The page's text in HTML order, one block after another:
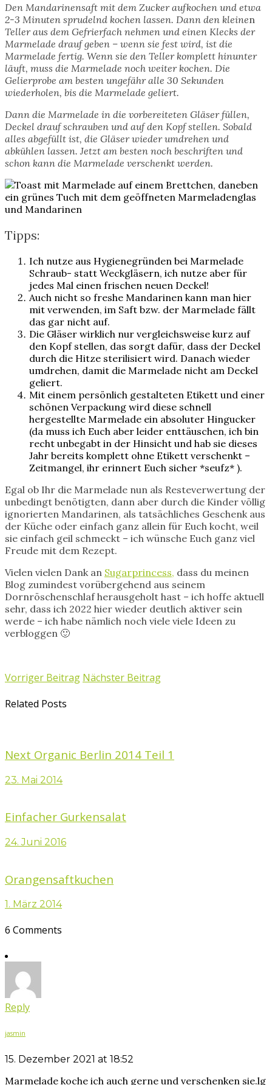
Den Mandarinensaft mit dem Zucker aufkochen und etwa
2-3 Minuten sprudelnd kochen lassen. Dann den kleinen
Teller aus dem Gefrierfach nehmen und einen Klecks der
Marmelade drauf geben – wenn sie fest wird, ist die
Marmelade fertig. Wenn sie den Teller komplett hinunter
läuft, muss die Marmelade noch weiter kochen. Die
Gelierprobe am besten ungefähr alle 30 Sekunden
wiederholen, bis die Marmelade geliert.
Dann die Marmelade in die vorbereiteten Gläser füllen,
Deckel drauf schrauben und auf den Kopf stellen. Sobald
alles abgefüllt ist, die Gläser wieder umdrehen und
abkühlen lassen. Jetzt am besten noch beschriften und
schon kann die Marmelade verschenkt werden.
Tipps:
Ich nutze aus Hygienegründen bei Marmelade
Schraub- statt Weckgläsern, ich nutze aber für
jedes Mal einen frischen neuen Deckel!
Auch nicht so freshe Mandarinen kann man hier
mit verwenden, im Saft bzw. der Marmelade fällt
das gar nicht auf.
Die Gläser wirklich nur vergleichsweise kurz auf
den Kopf stellen, das sorgt dafür, dass der Deckel
durch die Hitze sterilisiert wird. Danach wieder
umdrehen, damit die Marmelade nicht am Deckel
geliert.
Mit einem persönlich gestalteten Etikett und einer
schönen Verpackung wird diese schnell
hergestellte Marmelade ein absoluter Hingucker
(da muss ich Euch aber leider enttäuschen, ich bin
recht unbegabt in der Hinsicht und hab sie dieses
Jahr bereits komplett ohne Etikett verschenkt –
Zeitmangel, ihr erinnert Euch sicher *seufz* ).
Egal ob Ihr die Marmelade nun als Resteverwertung der
unbedingt benötigten, dann aber durch die Kinder völlig
ignorierten Mandarinen, als tatsächliches Geschenk aus
der Küche oder einfach ganz allein für Euch kocht, weil
sie einfach geil schmeckt – ich wünsche Euch ganz viel
Freude mit dem Rezept.
Vielen vielen Dank an Sugarprincess, dass du meinen
Blog zumindest vorübergehend aus seinem
Dornröschenschlaf herausgeholt hast – ich hoffe aktuell
sehr, dass ich 2022 hier wieder deutlich aktiver sein
werde – ich habe nämlich noch viele viele Ideen zu
verbloggen 🙂
Vorriger Beitrag Nächster Beitrag
Related Posts
Next Organic Berlin 2014 Teil 1
23. Mai 2014
Einfacher Gurkensalat
24. Juni 2016
Orangensaftkuchen
1. März 2014
6 Comments
Reply
jasmin
15. Dezember 2021 at 18:52
Marmelade koche ich auch gerne und verschenken sie.lg